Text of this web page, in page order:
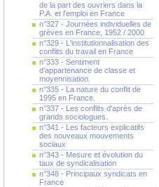
de la part des ouvriers dans la
P.A. et l'emploi en France
n°327 - Journées individuelles de
grèves en France, 1952 / 2000
n°329 - L'institutionnalisation des
conflits du travail en France
n°333 - Sentiment
d'appartenance de classe et
moyennisation.
n°335 - La nature du conflit de
1995 en France.
n°337 - Les conflits d'après de
grands sociologues.
n°341 - Les facteurs explicatifs
des nouveaux mouvements
sociaux
n°343 - Mesure et évolution du
taux de syndicalisation
n°348 - Principaux syndicats en
France